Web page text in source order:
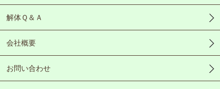
解体Ｑ＆Ａ
会社概要
お問い合わせ